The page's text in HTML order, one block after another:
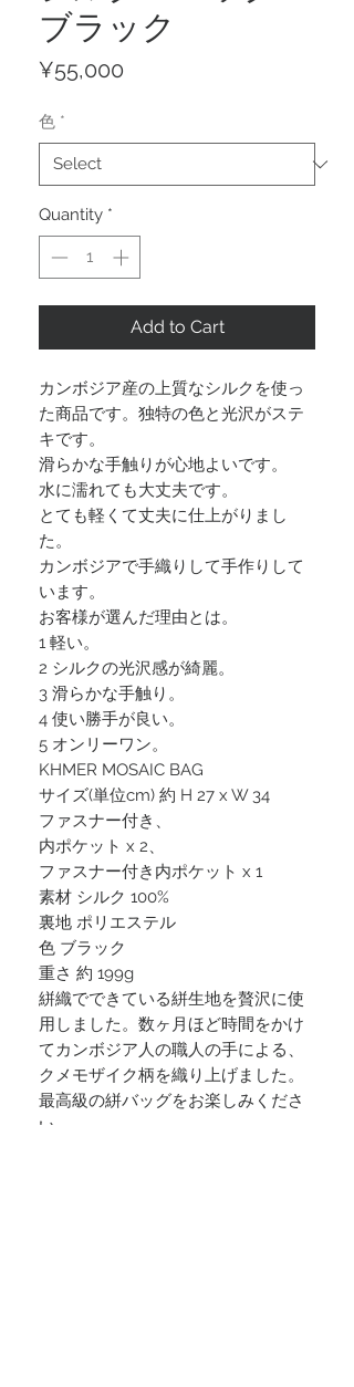
ブラック
¥55,000
色 *
Quantity *
Add to Cart
カンボジア産の上質なシルクを使っ
た商品です。独特の色と光沢がステ
キです。
滑らかな手触りが心地よいです。
水に濡れても大丈夫です。
とても軽くて丈夫に仕上がりまし
た。
カンボジアで手織りして手作りして
います。
お客様が選んだ理由とは。
1 軽い。
2 シルクの光沢感が綺麗。
3 滑らかな手触り。
4 使い勝手が良い。
5 オンリーワン。
KHMER MOSAIC BAG
サイズ(単位cm) 約 H 27 x W 34
ファスナー付き、
内ポケット x 2、
ファスナー付き内ポケット x 1
素材 シルク 100%
裏地 ポリエステル
色 ブラック
重さ 約 199g
絣織でできている絣生地を贅沢に使
用しました。数ヶ月ほど時間をかけ
てカンボジア人の職人の手による、
クメモザイク柄を織り上げました。
最高級の絣バッグをお楽しみくださ
い。